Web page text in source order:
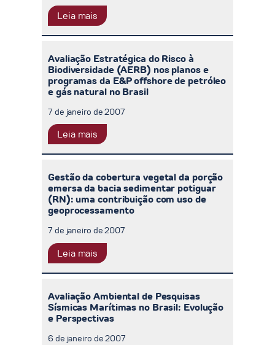
Leia mais
Avaliação Estratégica do Risco à
Biodiversidade (AERB) nos planos e
programas da E&P offshore de petróleo
e gás natural no Brasil
7 de janeiro de 2007
Leia mais
Gestão da cobertura vegetal da porção
emersa da bacia sedimentar potiguar
(RN): uma contribuição com uso de
geoprocessamento
7 de janeiro de 2007
Leia mais
Avaliação Ambiental de Pesquisas
Sísmicas Marítimas no Brasil: Evolução
e Perspectivas
6 de janeiro de 2007